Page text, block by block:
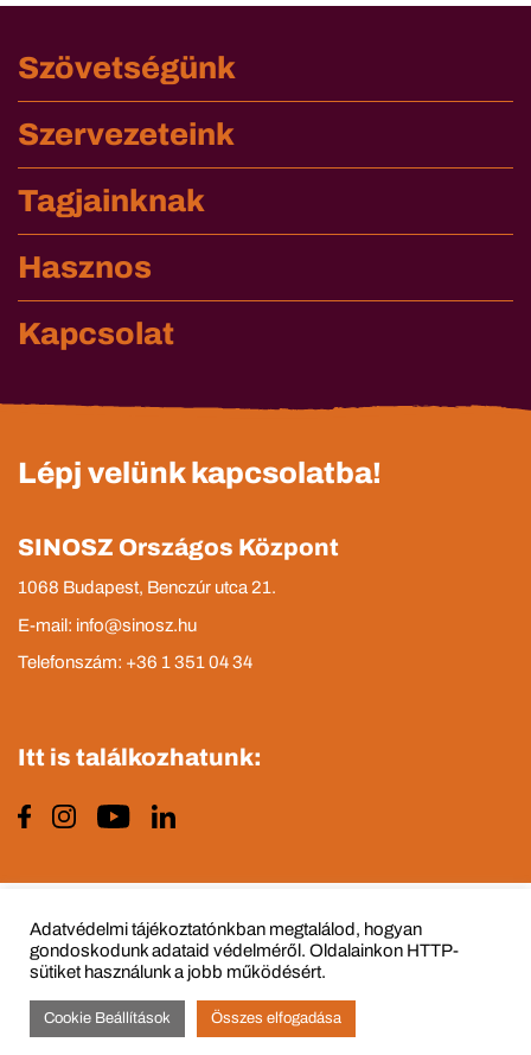
Szövetségünk
Szervezeteink
Tagjainknak
Hasznos
Kapcsolat
Lépj velünk kapcsolatba!
SINOSZ Országos Központ
1068 Budapest, Benczúr utca 21.
E-mail: info@sinosz.hu
Telefonszám: +36 1 351 04 34
Itt is találkozhatunk:
Impresszum Adatvédelmi tájékoztató
Adatvédelmi tájékoztatónkban megtalálod, hogyan
gondoskodunk adataid védelméről. Oldalainkon HTTP-
sütiket használunk a jobb működésért.
Cookie Beállítások Összes elfogadása